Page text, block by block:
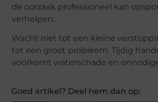
de oorzaak professioneel kan
verhelpen.
Wacht niet tot een kleine
tot een groot probleem. Tijdig
voorkomt waterschade en
Goed artikel? Deel hem dan op: